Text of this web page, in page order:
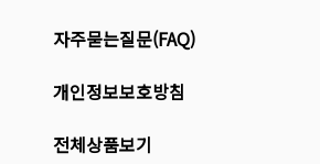
자주묻는질문(FAQ)
개인정보보호방침
전체상품보기